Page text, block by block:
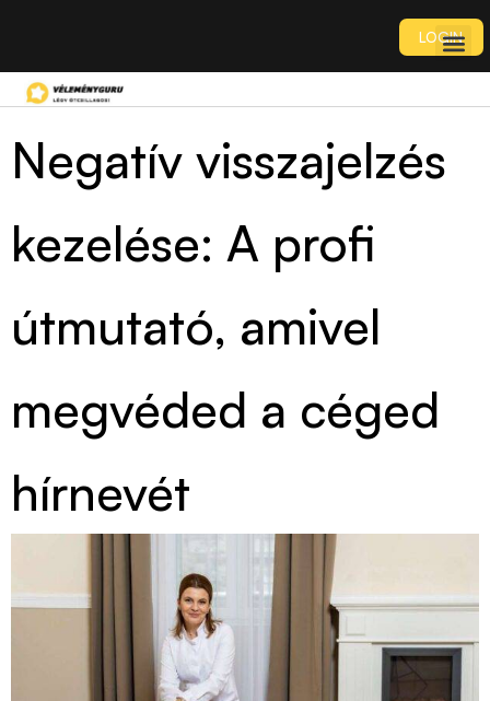
LOGIN
Negatív visszajelzés
kezelése: A profi
útmutató, amivel
megvéded a céged
hírnevét